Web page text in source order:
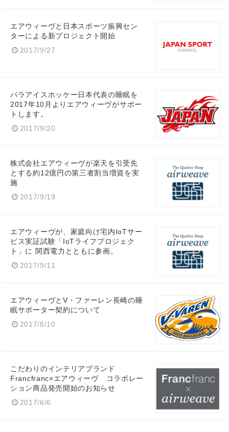
エアウィーヴと日本スポーツ振興セン
ターによる新プロジェクト開始
2017/9/27
パラアイスホッケー日本代表の睡眠を
2017年10月よりエアウィーヴがサポー
トします。
2017/9/20
株式会社エアウィーヴが楽天を引受先
とする約12億円の第三者割当増資を実
施
2017/9/19
エアウィーヴが、家庭向け宅内IoTサー
ビス実証試験「IoTライフプロジェク
ト」に 関西電力とともに参画。
2017/9/11
エアウィーヴとV・ファーレン長崎の睡
眠サポーター契約について
2017/8/10
こだわりのインテリアブランド
Francfranc×エアウィーヴ コラボレー
ション商品発売開始のお知らせ
2017/6/6